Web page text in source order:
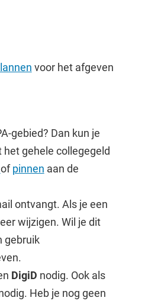
voor het afgeven
gebied? Dan kun je
gehele collegegeld
ofpinnen aan de
ontvangt. Als je een
wijzigen. Wil je dit
gebruik
DigiD nodig. Ook als
Heb je nog geen